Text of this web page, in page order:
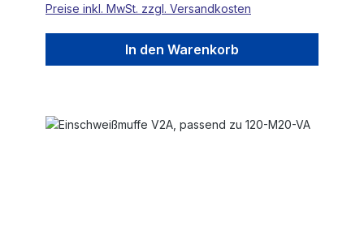
Preise inkl. MwSt. zzgl. Versandkosten
In den Warenkorb